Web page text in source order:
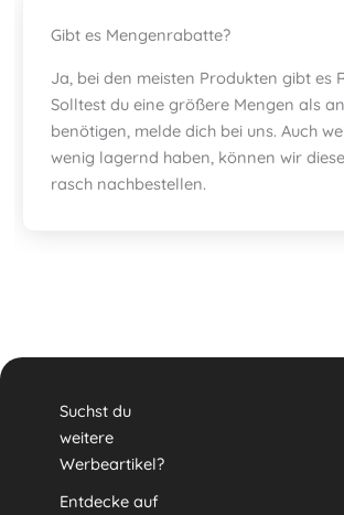
Gibt es Mengenrabatte?
Ja, bei den meisten Produkten gibt es
Solltest du eine größere Mengen als
benötigen, melde dich bei uns. Auch
wenig lagernd haben, können wir
rasch nachbestellen.
Suchst du
weitere
Werbeartikel?
Entdecke auf